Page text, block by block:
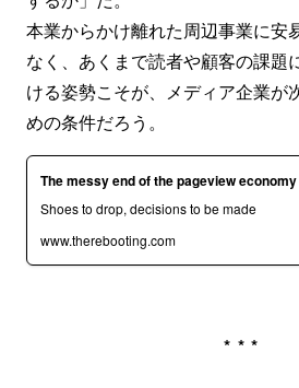
本業からかけ離れた周辺事業に安
なく、あくまで読者や顧客の課題
ける姿勢こそが、メディア企業が
めの条件だろう。
The messy end of the pageview economy
Shoes to drop, decisions to be made
www.therebooting.com
***